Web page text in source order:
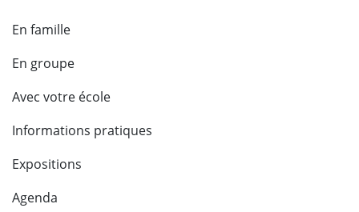
En famille
En groupe
Avec votre école
Informations pratiques
Expositions
Agenda